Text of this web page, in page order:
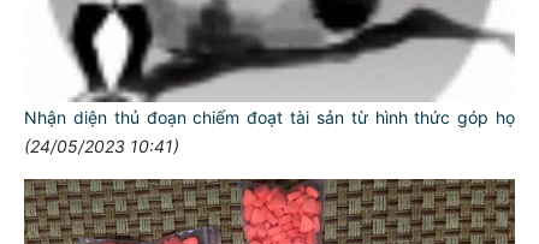
Nhận diện thủ đoạn chiếm đoạt tài sản từ hình thức góp họ
(24/05/2023 10:41)